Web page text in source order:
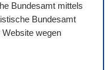
Bundesamt mittels
Bundesamt
Website wegen